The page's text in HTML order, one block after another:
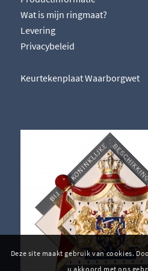
Wat is mijn ringmaat?
Levering
Privacybeleid
Keurtekenplaat Waarborgwet
Deze site maakt gebruik van cookies.
u akkoord met ons